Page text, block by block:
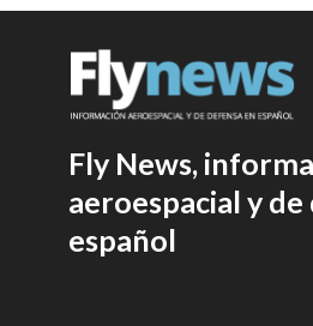
Fly News,
aeroespacial y
español